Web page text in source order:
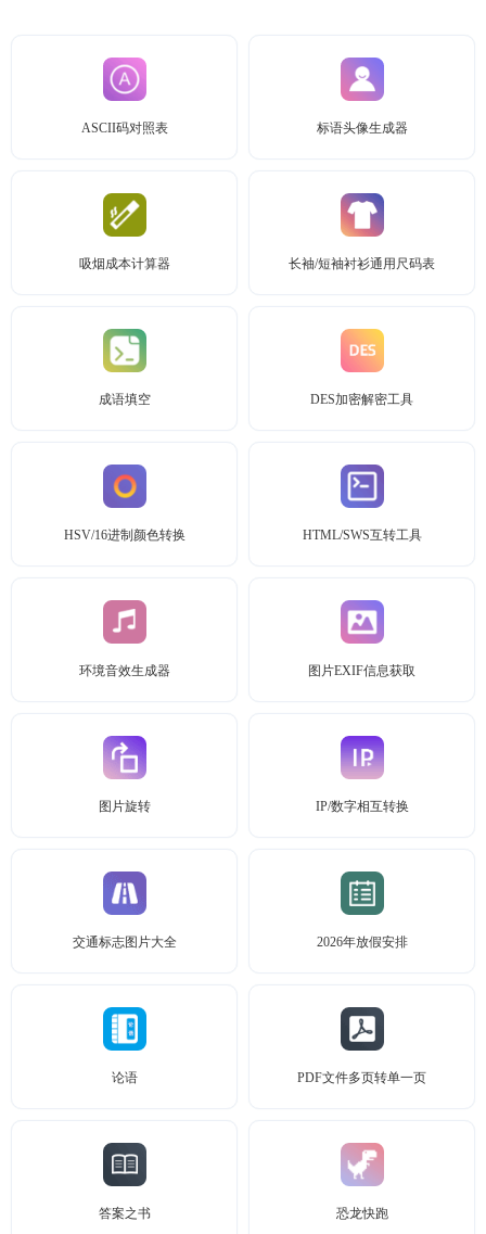
ASCII码对照表 标语头像生成器
吸烟成本计算器 长袖/短袖衬衫通用尺码表
成语填空 DES加密解密工具
HSV/16进制颜色转换 HTML/SWS互转工具
环境音效生成器 图片EXIF信息获取
图片旋转 IP/数字相互转换
交通标志图片大全 2026年放假安排
论语 PDF文件多页转单一页
答案之书 恐龙快跑